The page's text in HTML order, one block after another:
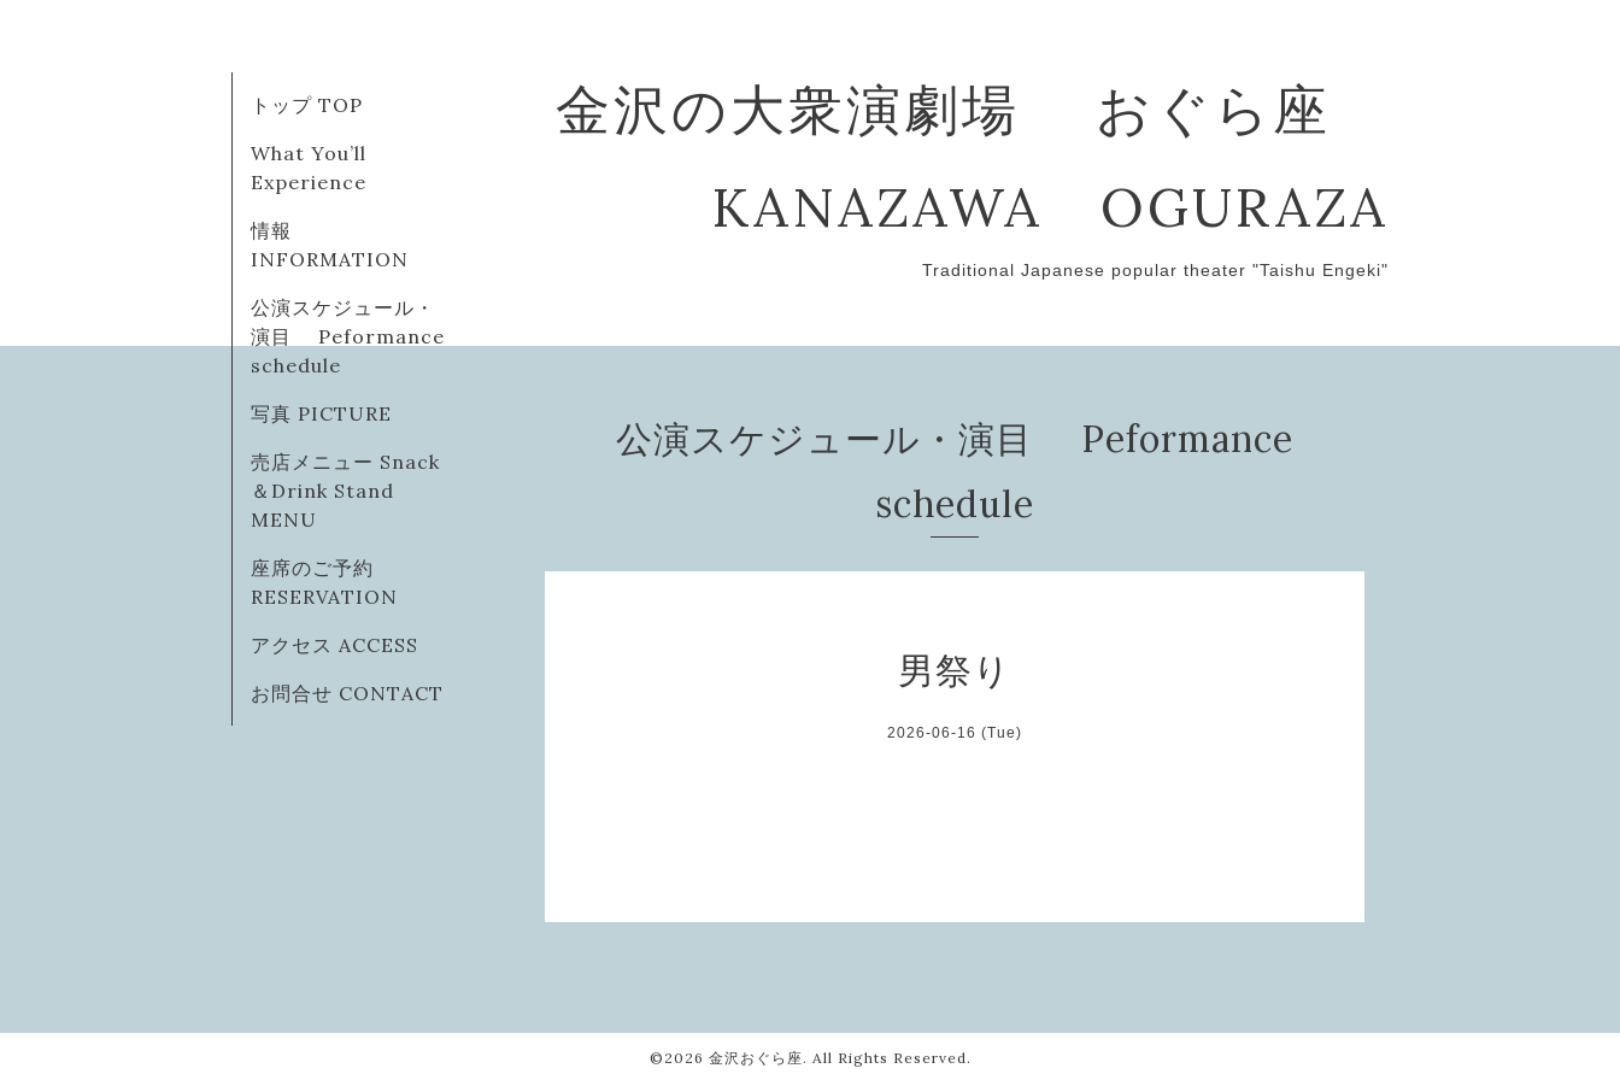
金沢の大衆演劇場 おぐら座
KANAZAWA OGURAZA
Traditional Japanese popular theater "Taishu Engeki"
トップ TOP
What You’ll
Experience
情報
INFORMATION
公演スケジュール・
演目 Peformance
schedule
写真 PICTURE
売店メニュー Snack
＆Drink Stand
MENU
座席のご予約
RESERVATION
アクセス ACCESS
お問合せ CONTACT
公演スケジュール・演目 Peformance
schedule
男祭り
2026-06-16 (Tue)
©2026 金沢おぐら座. All Rights Reserved.